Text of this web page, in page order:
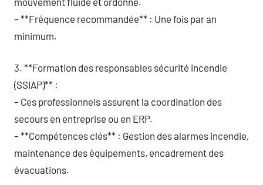
– **Fréquence recommandée** : Une fois par an
minimum.
3. **Formation des responsables sécurité incendie
(SSIAP)** :
– Ces professionnels assurent la coordination des
secours en entreprise ou en ERP.
– **Compétences clés** : Gestion des alarmes incendie,
maintenance des équipements, encadrement des
évacuations.